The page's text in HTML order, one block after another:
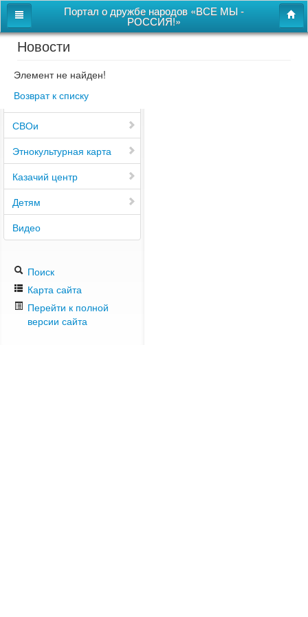
Портал о дружбе народов «ВСЕ МЫ -
РОССИЯ!»
Главная
Дом дружбы народов
Новости
СВОи
Этнокультурная карта
Казачий центр
Детям
Видео
Поиск
Карта сайта
Перейти к полной
версии сайта
Новости
Элемент не найден!
Возврат к списку